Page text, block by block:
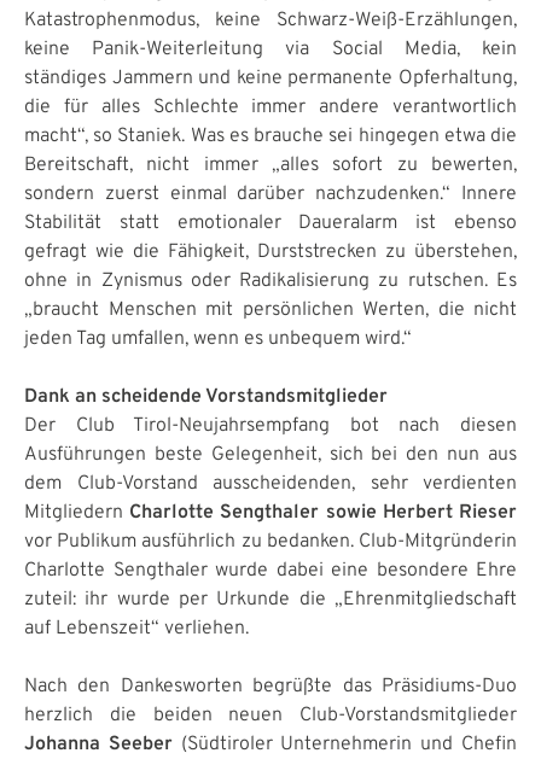
Katastrophenmodus, keine Schwarz-Weiß-Erzählungen,
keine Panik-Weiterleitung via Social Media, kein
ständiges Jammern und keine permanente Opferhaltung,
die für alles Schlechte immer andere verantwortlich
macht“, so Staniek. Was es brauche sei hingegen etwa die
Bereitschaft, nicht immer „alles sofort zu bewerten,
sondern zuerst einmal darüber nachzudenken.“ Innere
Stabilität statt emotionaler Daueralarm ist ebenso
gefragt wie die Fähigkeit, Durststrecken zu überstehen,
ohne in Zynismus oder Radikalisierung zu rutschen. Es
„braucht Menschen mit persönlichen Werten, die nicht
jeden Tag umfallen, wenn es unbequem wird.“
Dank an scheidende Vorstandsmitglieder
Der Club Tirol-Neujahrsempfang bot nach diesen
Ausführungen beste Gelegenheit, sich bei den nun aus
dem Club-Vorstand ausscheidenden, sehr verdienten
Mitgliedern Charlotte Sengthaler sowie Herbert Rieser
vor Publikum ausführlich zu bedanken. Club-Mitgründerin
Charlotte Sengthaler wurde dabei eine besondere Ehre
zuteil: ihr wurde per Urkunde die „Ehrenmitgliedschaft
auf Lebenszeit“ verliehen.
Nach den Dankesworten begrüßte das Präsidiums-Duo
herzlich die beiden neuen Club-Vorstandsmitglieder
Johanna Seeber(Südtiroler Unternehmerin und Chefin